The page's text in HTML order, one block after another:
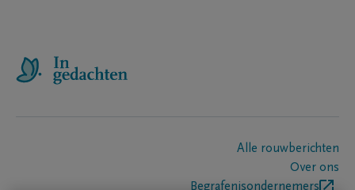
Alle rouwberichten
Over ons
Begrafenisondernemers